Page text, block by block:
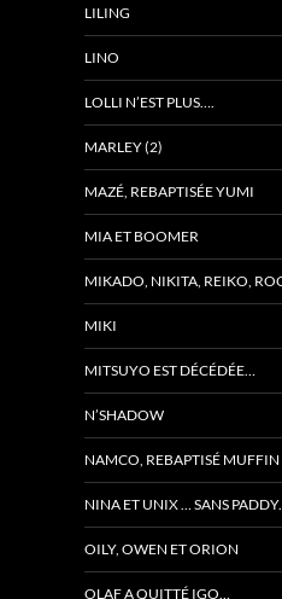
LILING
LINO
LOLLI N’EST PLUS….
MARLEY (2)
MAZÉ, REBAPTISÉE YUMI
MIA ET BOOMER
MIKADO, NIKITA, REIKO,
MIKI
MITSUYO EST DÉCÉDÉE…
N’SHADOW
NAMCO, REBAPTISÉ MUFFIN
NINA ET UNIX … SANS PADDY.
OILY, OWEN ET ORION
OLAF A QUITTÉ IGO…